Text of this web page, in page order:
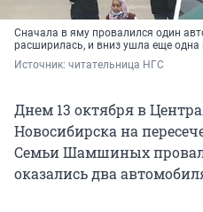
Сначала в яму провалился один
расширилась, и вниз ушла еще
Источник: читательница НГС
Днем 13 октября в
Новосибирска на
Семьи Шамшиных
оказались два